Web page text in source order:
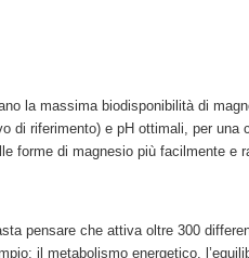
la massima biodisponibilità di
di riferimento) e pH ottimali, per una
forme di magnesio più facilmente e
pensare che attiva oltre 300
il metabolismo energetico,